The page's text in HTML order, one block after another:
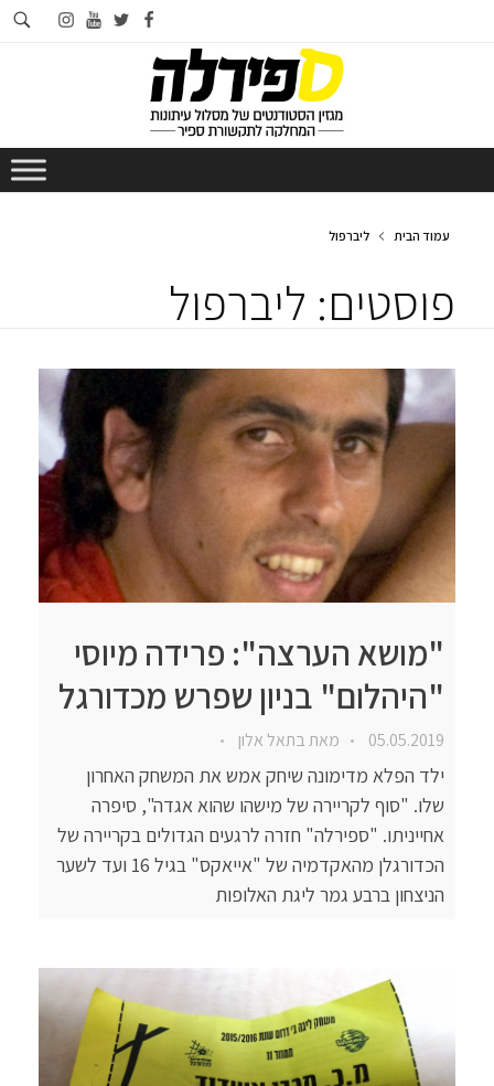
facebook
twitter
youtube
instagram
עמוד הבית ליברפול
פוסטים: ליברפול
"מושא הערצה": פרידה מיוסי
"היהלום" בניון שפרש מכדורגל
05.05.2019 מאתבתאל אלון
ילד הפלא מדימונה שיחק אמש את המשחק האחרון
שלו. "סוף לקריירה של מישהו שהוא אגדה", סיפרה
אחייניתו. "ספירלה" חזרה לרגעים הגדולים בקריירה של
הכדורגלן מהאקדמיה של "אייאקס" בגיל 16 ועד לשער
הניצחון ברבע גמר ליגת האלופות